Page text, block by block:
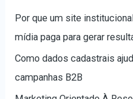
s
Por que um site
mídia paga para gerar
Como dados cadastrais
campanhas B2B